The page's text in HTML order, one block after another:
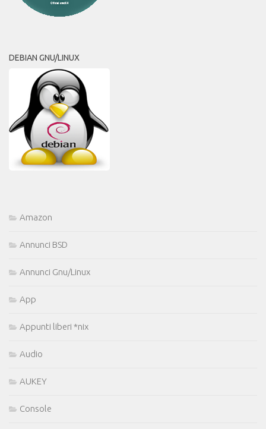
DEBIAN GNU/LINUX
Amazon
Annunci BSD
Annunci Gnu/Linux
App
Appunti liberi *nix
Audio
AUKEY
Console